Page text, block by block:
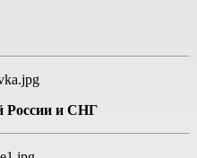
России и СНГ